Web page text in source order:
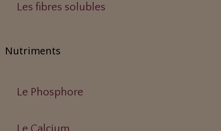
Les fibres solubles
Nutriments
Le Phosphore